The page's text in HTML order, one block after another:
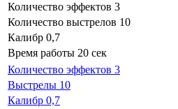
Количество эффектов 3
Количество выстрелов 10
Калибр 0,7
Время работы 20 сек
Количество эффектов 3
Выстрелы 10
Калибр 0,7